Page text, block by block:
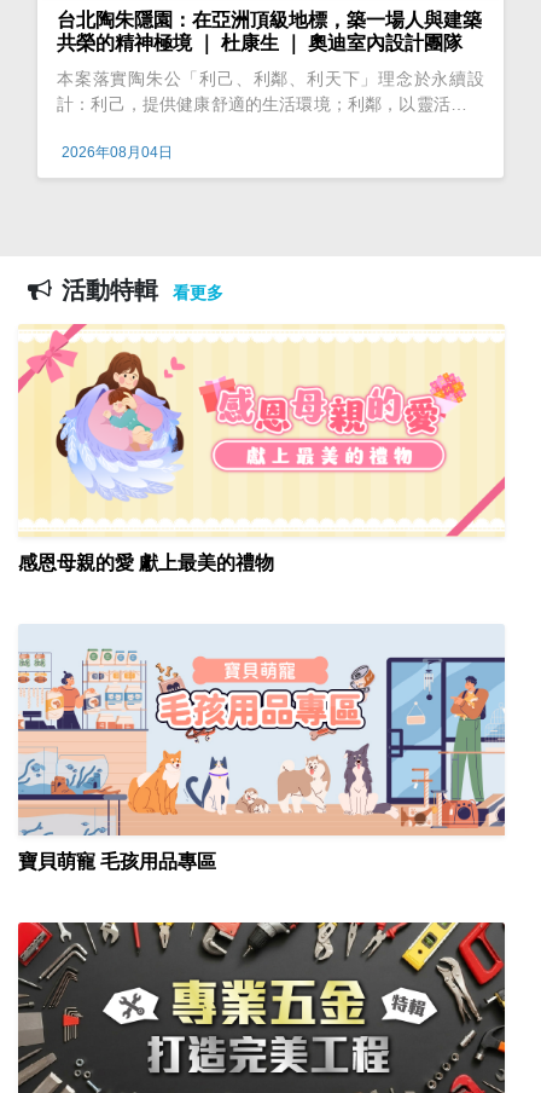
台北陶朱隱園：在亞洲頂級地標，築一場人與建築
共榮的精神極境 ｜ 杜康生 ｜ 奧迪室內設計團隊
本案落實陶朱公「利己、利鄰、利天下」理念於永續設
計：利己，提供健康舒適的生活環境；利鄰，以靈活動線
循環與隔熱系統，呼應建築碳吸收概念。設計使建築成為
能
2026年08月04日
活動特輯 看更多
感恩母親的愛 獻上最美的禮物
寶貝萌寵 毛孩用品專區